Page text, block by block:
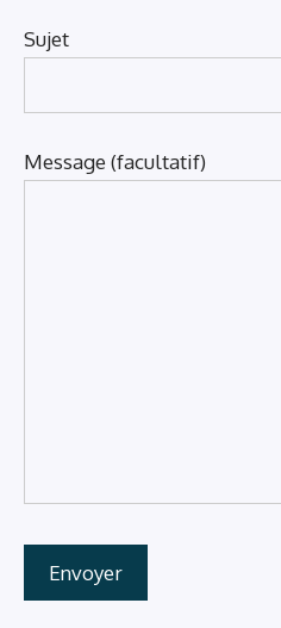
Sujet
Message (facultatif)